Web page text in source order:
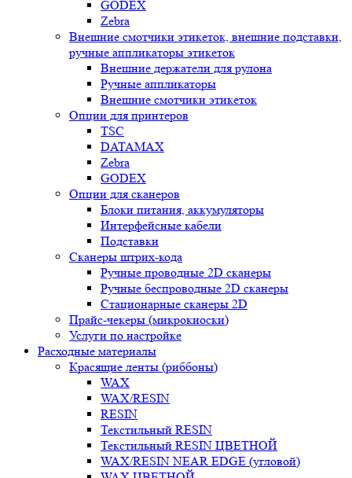
GODEX
Zebra
Внешние смотчики этикеток, внешние подставки,
ручные аппликаторы этикеток
Внешние держатели для рулона
Ручные аппликаторы
Внешние смотчики этикеток
Опции для принтеров
TSC
DATAMAX
Zebra
GODEX
Опции для сканеров
Блоки питания, аккумуляторы
Интерфейсные кабели
Подставки
Сканеры штрих-кода
Ручные проводные 2D сканеры
Ручные беспроводные 2D сканеры
Стационарные сканеры 2D
Прайс-чекеры (микрокиоски)
Услуги по настройке
Расходные материалы
Красящие ленты (риббоны)
WAX
WAX/RESIN
RESIN
Текстильный RESIN
Текстильный RESIN ЦВЕТНОЙ
WAX/RESIN NEAR EDGE (угловой)